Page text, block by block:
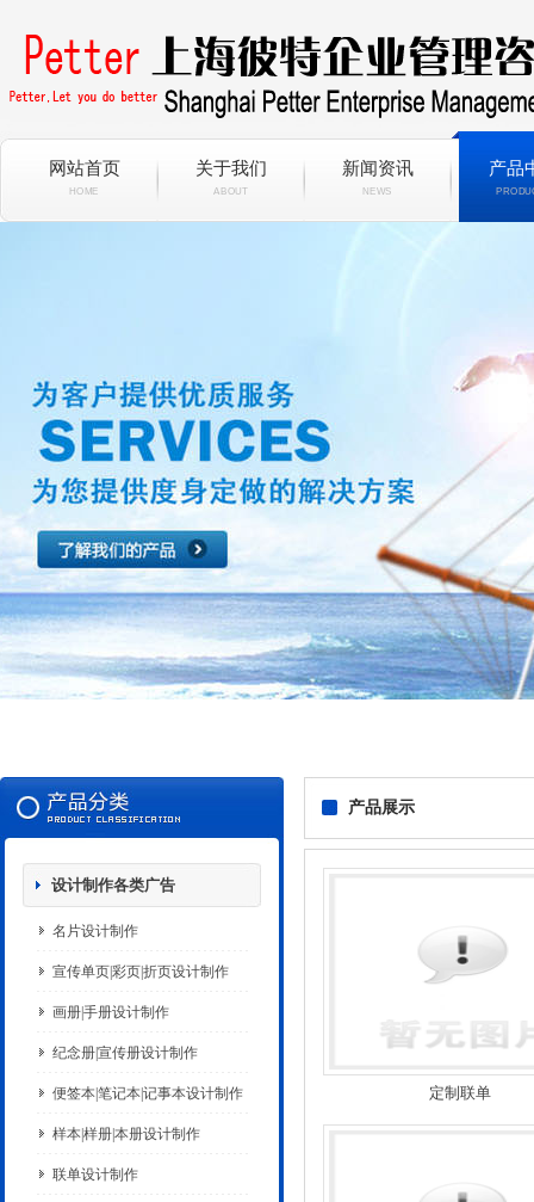
网站首页
HOME
关于我们
ABOUT
新闻资讯
NEWS
产品
设计制作各类广告
名片设计制作
宣传单页|彩页|折页设计制作
画册|手册设计制作
纪念册|宣传册设计制作
便签本|笔记本|记事本设计制作
样本|样册|本册设计制作
联单设计制作
产品展示
定制联单